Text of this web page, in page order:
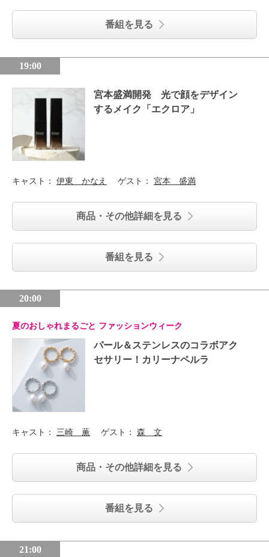
番組を見る
19:00
宮本盛満開発 光で顔をデザイン
するメイク「エクロア」
キャスト： 伊東 かなえ ゲスト： 宮本 盛満
商品・その他詳細を見る
番組を見る
20:00
夏のおしゃれまるごと ファッションウィーク
パール＆ステンレスのコラボアク
セサリー！カリーナペルラ
キャスト： 三崎 薫 ゲスト： 森 文
商品・その他詳細を見る
番組を見る
21:00